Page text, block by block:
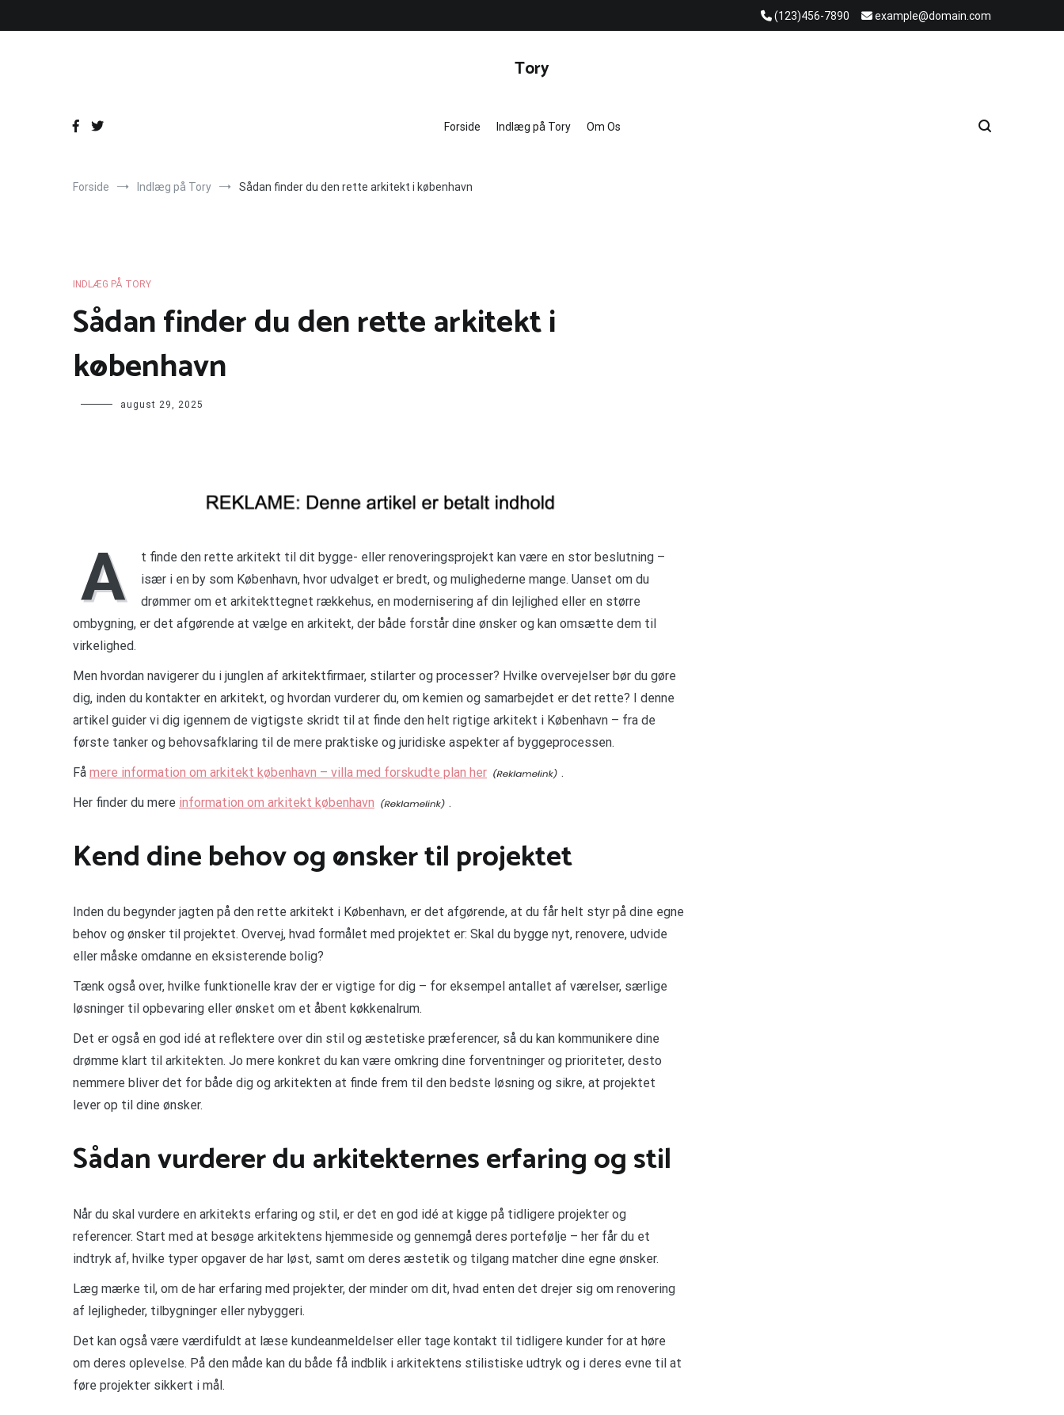
(123)456-7890 example@domain.com
Tory
Forside Indlæg på Tory Om Os
Forside Indlæg på Tory Sådan finder du den rette arkitekt i københavn
INDLÆG PÅ TORY
Sådan finder du den rette arkitekt i
københavn
august 29, 2025
A
t finde den rette arkitekt til dit bygge- eller renoveringsprojekt kan være en stor beslutning –
især i en by som København, hvor udvalget er bredt, og mulighederne mange. Uanset om du
drømmer om et arkitekttegnet rækkehus, en modernisering af din lejlighed eller en større
ombygning, er det afgørende at vælge en arkitekt, der både forstår dine ønsker og kan omsætte dem til
virkelighed.
Men hvordan navigerer du i junglen af arkitektfirmaer, stilarter og processer? Hvilke overvejelser bør du gøre
dig, inden du kontakter en arkitekt, og hvordan vurderer du, om kemien og samarbejdet er det rette? I denne
artikel guider vi dig igennem de vigtigste skridt til at finde den helt rigtige arkitekt i København – fra de
første tanker og behovsafklaring til de mere praktiske og juridiske aspekter af byggeprocessen.
Få mere information om arkitekt københavn – villa med forskudte plan her
.
Her finder du mere information om arkitekt københavn .
Kend dine behov og ønsker til projektet
Inden du begynder jagten på den rette arkitekt i København, er det afgørende, at du får helt styr på dine egne
behov og ønsker til projektet. Overvej, hvad formålet med projektet er: Skal du bygge nyt, renovere, udvide
eller måske omdanne en eksisterende bolig?
Tænk også over, hvilke funktionelle krav der er vigtige for dig – for eksempel antallet af værelser, særlige
løsninger til opbevaring eller ønsket om et åbent køkkenalrum.
Det er også en god idé at reflektere over din stil og æstetiske præferencer, så du kan kommunikere dine
drømme klart til arkitekten. Jo mere konkret du kan være omkring dine forventninger og prioriteter, desto
nemmere bliver det for både dig og arkitekten at finde frem til den bedste løsning og sikre, at projektet
lever op til dine ønsker.
Sådan vurderer du arkitekternes erfaring og stil
Når du skal vurdere en arkitekts erfaring og stil, er det en god idé at kigge på tidligere projekter og
referencer. Start med at besøge arkitektens hjemmeside og gennemgå deres portefølje – her får du et
indtryk af, hvilke typer opgaver de har løst, samt om deres æstetik og tilgang matcher dine egne ønsker.
Læg mærke til, om de har erfaring med projekter, der minder om dit, hvad enten det drejer sig om renovering
af lejligheder, tilbygninger eller nybyggeri.
Det kan også være værdifuldt at læse kundeanmeldelser eller tage kontakt til tidligere kunder for at høre
om deres oplevelse. På den måde kan du både få indblik i arkitektens stilistiske udtryk og i deres evne til at
føre projekter sikkert i mål.